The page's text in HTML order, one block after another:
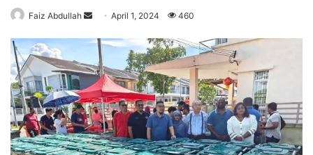
Faiz Abdullah
d
a
n
e
m
a
April 1, 2024 460